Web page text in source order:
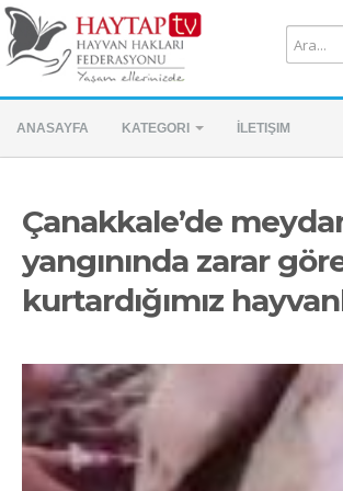
ANASAYFA KATEGORI İLETIŞIM
Çanakkale’de
yangınında zarar
kurtardığımız